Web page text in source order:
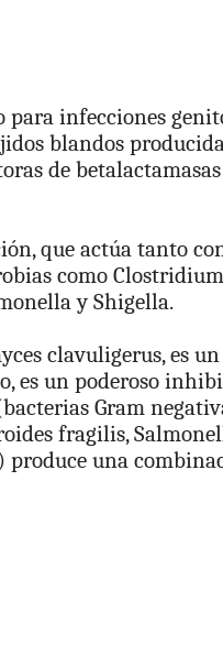
para infecciones
blandos
de
que actúa tanto
como
y Shigella.
clavuligerus, es
es un poderoso
Gram
fragilis,
una